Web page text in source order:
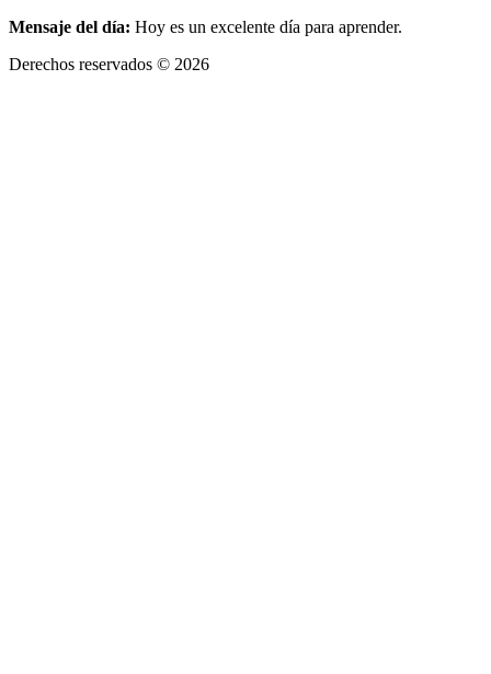
Mensaje del día: Hoy es un excelente día para aprender.
Derechos reservados © 2026